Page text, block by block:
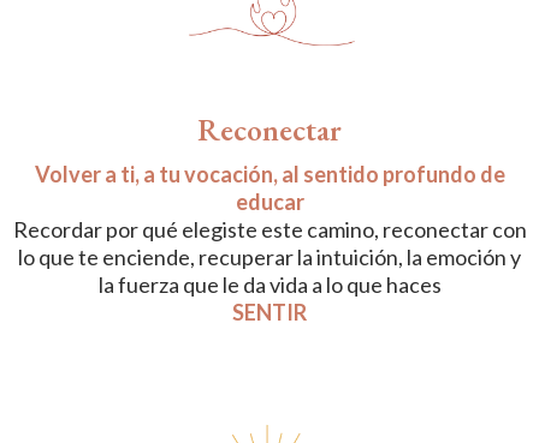
Reconectar
Volver a ti, a tu vocación, al sentido profundo de
educar
Recordar por qué elegiste este camino, reconectar con
lo que te enciende, recuperar la intuición, la emoción y
la fuerza que le da vida a lo que haces
SENTIR